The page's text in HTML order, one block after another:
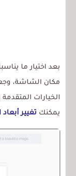
بعد اختيار ما
مكان الشاشة،
الخيارات
يمكنك تغيير